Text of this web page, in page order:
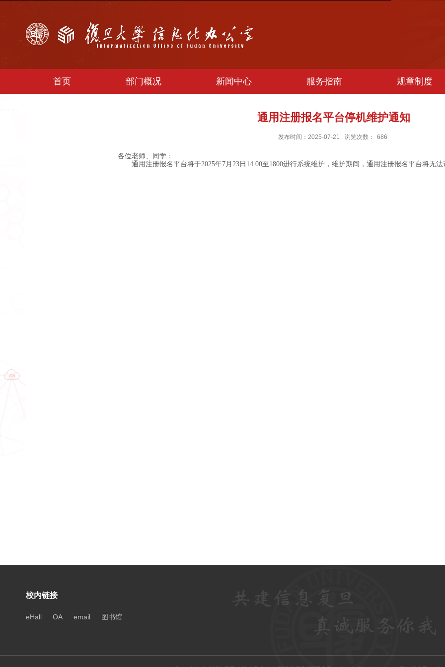
首页 部门概况 新闻中心 服务指南 规章制度
通用注册报名平台停机维护通知
发布时间：2025-07-21 浏览次数： 686
各位老师、同学：
通用注册报名平台将于2025年7月23日14:00至1800进行系统维护，维护期间，通用注册报名平台将无
校内链接
eHall OA email 图书馆